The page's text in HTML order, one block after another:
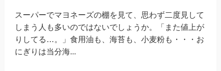
スーパーでマヨネーズの棚を見て、思わず二度見して
しまう人も多いのではないでしょうか。「また値上が
りしてる…。」食用油も、海苔も、小麦粉も・・・お
にぎりは当分海...